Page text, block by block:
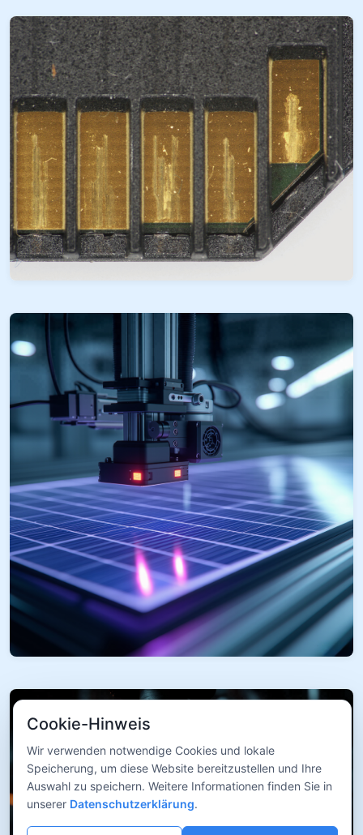
Cookie-Hinweis
Wir verwenden notwendige Cookies und lokale
Speicherung, um diese Website bereitzustellen und Ihre
Auswahl zu speichern. Weitere Informationen finden Sie in
unserer Datenschutzerklärung.